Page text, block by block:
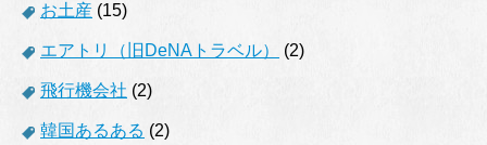
お土産 (15)
エアトリ（旧DeNAトラベル） (2)
飛行機会社 (2)
韓国あるある (2)